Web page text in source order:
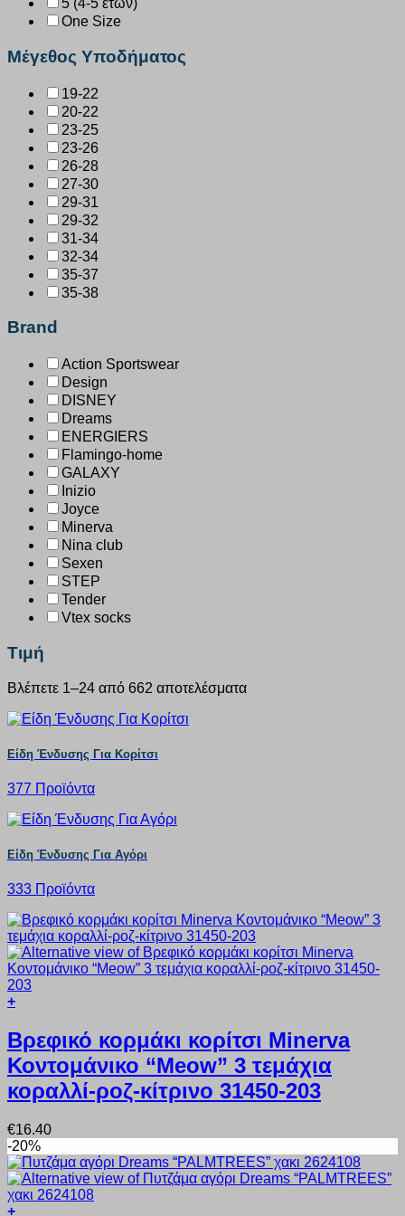
5 (4-5 ετών)
One Size
Μέγεθος Υποδήματος
19-22
20-22
23-25
23-26
26-28
27-30
29-31
29-32
31-34
32-34
35-37
35-38
Brand
Action Sportswear
Design
DISNEY
Dreams
ENERGIERS
Flamingo-home
GALAXY
Inizio
Joyce
Minerva
Nina club
Sexen
STEP
Tender
Vtex socks
Τιμή
Βλέπετε 1–24 από 662 αποτελέσματα
Είδη Ένδυσης Για Κορίτσι
377 Προϊόντα
Είδη Ένδυσης Για Αγόρι
333 Προϊόντα
+
το
προϊόν
έχει
πολλαπλές
παραλλαγές.
επιλογές
μπορούν
να
επιλεγούν
στη
σελίδα
Βρεφικό κορμάκι κορίτσι Minerva
Κοντομάνικο “Meow” 3 τεμάχια
κοραλλί-ροζ-κίτρινο 31450-203
€16.40
-20%
+